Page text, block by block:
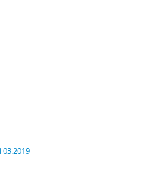
03.2019